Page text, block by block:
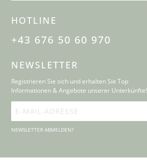
HOTLINE
+43 676 50 60 970
NEWSLETTER
Registrieren Sie sich und erhalten Sie Top
Informationen & Angebote unserer Unterkünfte!
E-
Mail-
NEWSLETTER ABMELDEN?